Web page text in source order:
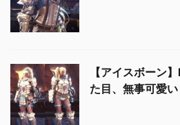
【アイスボーン
た目、無事可愛い